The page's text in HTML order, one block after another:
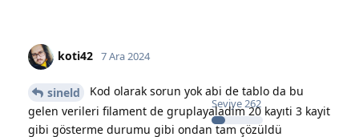
koti42
Seviye262
7 Ara 2024
sineld
Kod olarak sorun yok abi de tablo da bu
gelen verileri filament de gruplayaladim 20 kayıti 3 kayit
gibi gösterme durumu gibi ondan tam çözüldü